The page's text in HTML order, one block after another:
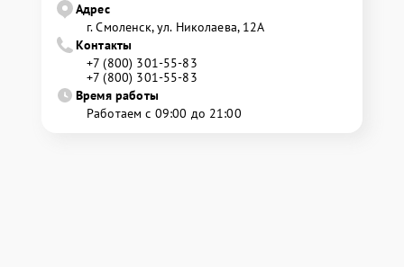
Адрес
г. Смоленск, ул. Николаева, 12А
Контакты
+7 (800) 301-55-83
+7 (800) 301-55-83
Время работы
Работаем с 09:00 до 21:00